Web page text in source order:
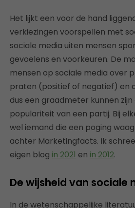
Het lijkt een voor de hand
verkiezingen voorspellen met
sociale media uiten mensen
gevoelens en voorkeuren. De
mensen op sociale media over
praten (positief of negatief) en
dus een graadmeter kunnen zijn
populariteit van een partij. Bij
wel iemand die een poging
achter Marketingfacts. Ik
eigen blog in 2021 en in 2012.
De wijsheid van sociale
In de wetenschappelijke